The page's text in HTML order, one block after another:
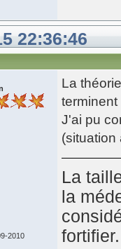
22:36:46
2010
La
J'ai pu
(situation
La
la